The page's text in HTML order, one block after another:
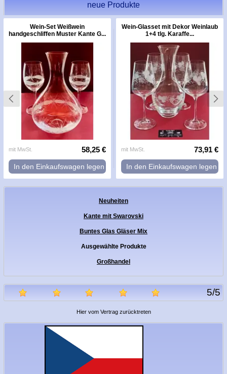
Neuheiten
Kante mit Swarovski
Buntes Glas Gläser Mix
Ausgewählte Produkte
Großhandel
5/5
Hier vom Vertrag zurücktreten
neue Produkte
Wein-Set Weißwein
handgeschliffen Muster Kante G...
mit MwSt. 58,25 €
In den Einkaufswagen legen
Wein-Glasset mit Dekor Weinlaub
1+4 tlg. Karaffe...
mit MwSt. 73,91 €
In den Einkaufswagen legen